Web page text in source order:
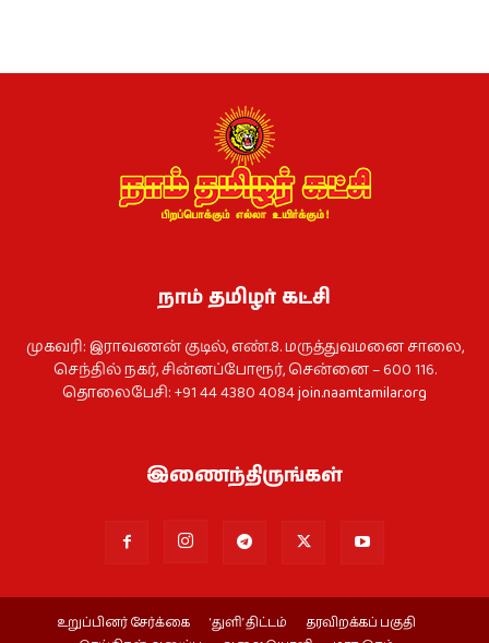
நாம் தமிழர் கட்சி
முகவரி: இராவணன் குடில், எண்.8. மருத்துவமனை சாலை,
செந்தில் நகர், சின்னப்போரூர், சென்னை – 600 116.
தொலைபேசி: +91 44 4380 4084join.naamtamilar.org
இணைந்திருங்கள்
உறுப்பினர் சேர்க்கை ‘துளி’ திட்டம்
தரவிறக்கப் பகுதி